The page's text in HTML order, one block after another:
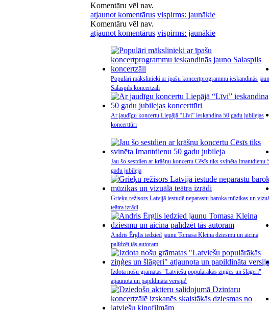
Komentāru vēl nav.
atjaunot komentārus vispirms: jaunākie
Komentāru vēl nav.
atjaunot komentārus vispirms: jaunākie
Populāri mākslinieki ar īpašu koncertprogrammu ieskandinās
Salaspils koncertzāli
Ar jaudīgu koncertu Liepājā “Līvi” ieskandina 50 gadu jubilejas
koncerttūri
Jau šo sestdien ar krāšņu koncertu Cēsīs tiks svinēta Imantdienu
gadu jubileja
Grieķu režisors Latvijā iestudē neparastu baroka mūzikas un
teātra izrādi
Andris Ērglis iedzied jaunu Tomasa Kleina dziesmu un aicina
palīdzēt tās autoram
Izdota nošu grāmatas "Latviešu populārākās ziņģes un šlāgeri"
atjaunota un papildināta versija!